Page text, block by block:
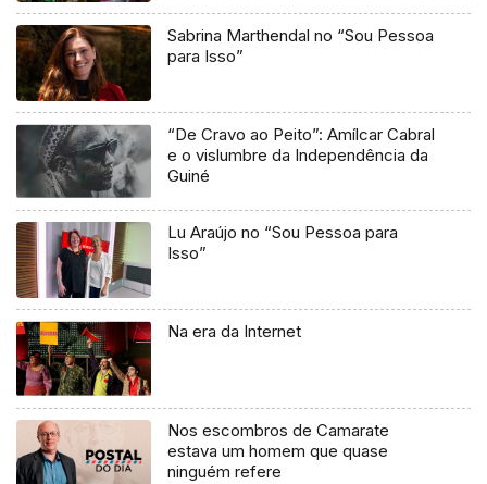
Sabrina Marthendal no “Sou Pessoa
para Isso”
“De Cravo ao Peito”: Amílcar Cabral
e o vislumbre da Independência da
Guiné
Lu Araújo no “Sou Pessoa para
Isso”
Na era da Internet
Nos escombros de Camarate
estava um homem que quase
ninguém refere